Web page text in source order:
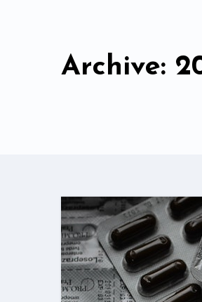
Archive: